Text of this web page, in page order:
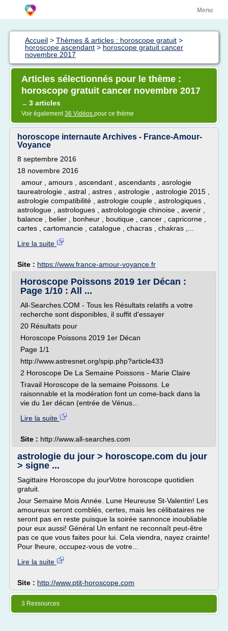
Menu
Accueil > Thèmes & articles : horoscope gratuit >
horoscope ascendant > horoscope gratuit cancer
novembre 2017
Articles sélectionnés pour le thème :
horoscope gratuit cancer novembre 2017
→ 3 articles
Voir également36 Vidéos pour ce thème
horoscope internaute Archives - France-Amour-
Voyance
8 septembre 2016
18 novembre 2016
amour , amours , ascendant , ascendants , asrologie
taureatrologie , astral , astres , astrologie , astrologie 2015 ,
astrologie compatibilité , astrologie couple , astrologiques ,
astrologue , astrologues , astrolologogie chinoise , avenir ,
balance , belier , bonheur , boutique , cancer , capricorne ,
cartes , cartomancie , catalogue , chacras , chakras ,...
Lire la suite
Site : https://www.france-amour-voyance.fr
Horoscope Poissons 2019 1er Décan :
Page 1/10 : All ...
All-Searches.COM - Tous les Résultats relatifs a votre
recherche sont disponibles, il suffit d'essayer
20 Résultats pour
Horoscope Poissons 2019 1er Décan
Page 1/1
http://www.astresnet.org/spip.php?article433
2 Horoscope De La Semaine Poissons - Marie Claire
Travail Horoscope de la semaine Poissons. Le
raisonnable et la modération font un come-back dans la
vie du 1er décan (entrée de Vénus...
Lire la suite
Site : http://www.all-searches.com
astrologie du jour > horoscope.com du jour
> signe ...
Sagittaire Horoscope du jourVotre horoscope quotidien
gratuit.
Jour Semaine Mois Année. Lune Heureuse St-Valentin! Les
amoureux seront comblés, certes, mais les célibataires ne
seront pas en reste puisque la soirée sannonce inoubliable
pour eux aussi! Général Un enfant ne reconnaît peut-être
pas ce que vous faites pour lui. Cela viendra, nayez crainte!
Pour lheure, occupez-vous de votre...
Lire la suite
Site : http://www.ptit-horoscope.com
3 Ressources